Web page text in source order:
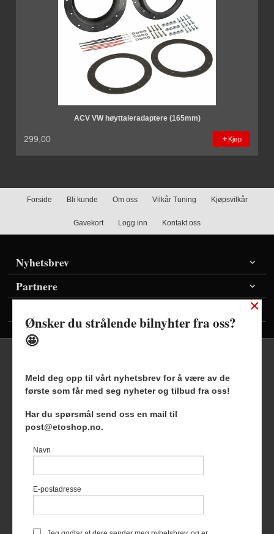
ACV VW høyttaleradaptere (165mm)
299,00 Kjøp
Forside Bli kunde Om oss Vilkår Tuning Kjøpsvilkår
Gavekort Logg inn Kontakt oss
Nyhetsbrev
Partnere
Frakt Kjøpsbetingelser Sikkerhet og personvern
Nyhetsbrev Blogg
Foretaksregisteret 927127954
du får en bedre kjøpsopplevelse og
bruker cookies hovedsaklig til å
×
Ønsker du strålende bilnyhter fra oss?
🤩
Meld deg opp til vårt nyhetsbrev for å være av de
første som får med seg nyheter og tilbud fra oss!
Har du spørsmål send oss en mail til
post@etoshop.no.
Navn
E-postadresse